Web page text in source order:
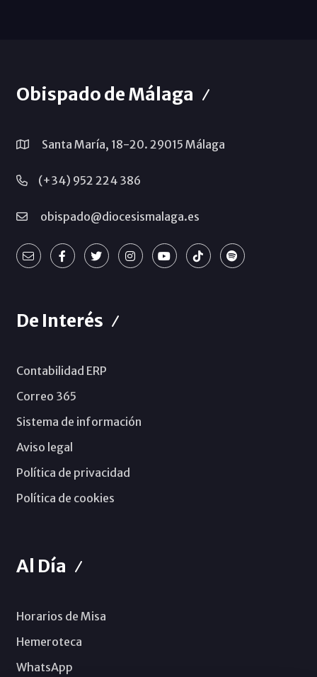
Obispado de Málaga
Santa María, 18-20. 29015 Málaga
(+34) 952 224 386
obispado@diocesismalaga.es
De Interés
Contabilidad ERP
Correo 365
Sistema de información
Aviso legal
Política de privacidad
Política de cookies
Al Día
Horarios de Misa
Hemeroteca
WhatsApp